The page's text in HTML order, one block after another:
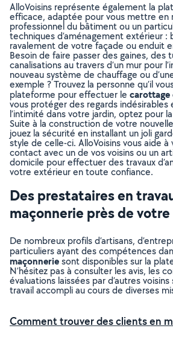
AlloVoisins représente également la
efficace, adaptée pour vous mettre en
professionnel du bâtiment ou un
techniques d’aménagement extérieur :
ravalement de votre façade ou enduit
Besoin de faire passer des gaines, des
canalisations au travers d’un mur pour
nouveau système de chauffage ou
exemple ? Trouvez la personne qu’il
plateforme pour effectuer le carottage
vous protéger des regards
l’intimité dans votre jardin, optez pour
Suite à la construction de votre
jouez la sécurité en installant un joli
style de celle-ci. AlloVoisins vous aide
contact avec un de vos voisins ou un
domicile pour effectuer des travaux
votre extérieur en toute confiance.
Des prestataires en
maçonnerie près de
De nombreux profils d’artisans,
particuliers ayant des compétences
maçonneriesont disponibles sur la
N’hésitez pas à consulter les avis, les
évaluations laissées par d’autres
travail accompli au cours de diverses
Comment trouver des clients en